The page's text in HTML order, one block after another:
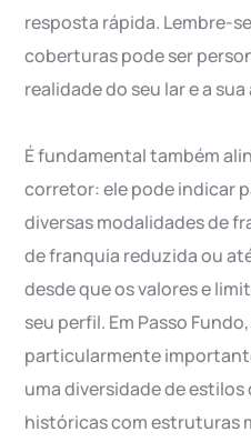
resposta rápida. Lembre-
coberturas pode ser
realidade do seu lar e a
É fundamental também
corretor: ele pode indicar
diversas modalidades de
de franquia reduzida ou
desde que os valores e
seu perfil. Em Passo
particularmente
uma diversidade de estilos
históricas com estruturas